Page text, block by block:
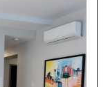
Next